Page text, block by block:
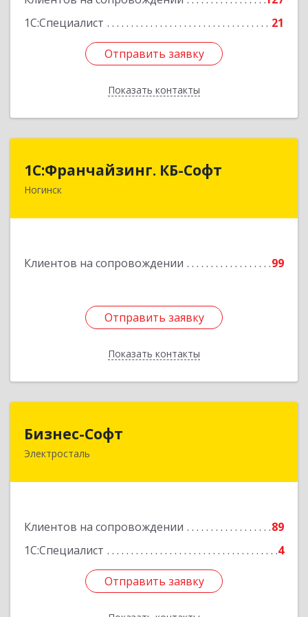
1С:Специалист
21
Отправить заявку
Показать контакты
Отправить заявку
Назад
1С:Франчайзинг. КБ-Софт
Ногинск
Клиентов на сопровождении 99
Отправить заявку
Показать контакты
1С:Франчайзинг. КБ-Софт
142400, Московская обл, г.о Богородский,
Подробнее
Отправить заявку
Назад
Бизнес-Софт
Электросталь
Клиентов на сопровождении
89
1С:Специалист
4
Отправить заявку
144000, Московская обл, Электросталь г, Карла
Отправить заявку